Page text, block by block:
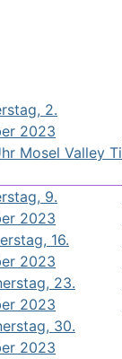
2.
2023
Mosel Valley Ti
9.
2023
16.
2023
23.
2023
30.
2023